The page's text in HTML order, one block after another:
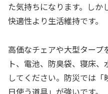
た気持ちになります。しか
快適性より生活維持です。
高価なチェアや大型タープ
ト、電池、防臭袋、寝床
してください。防災では